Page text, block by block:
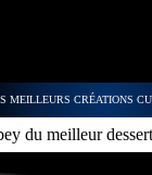
MEILLEURS CRÉATIONS
du meilleur